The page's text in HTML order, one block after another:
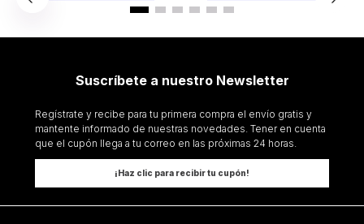
Suscríbete a nuestro Newsletter
Regístrate y recibe para tu primera compra el envío gratis y
mantente informado de nuestras novedades. Tener en cuenta
que el cupón llega a tu correo en las próximas 24 horas.
¡Haz clic para recibir tu cupón!